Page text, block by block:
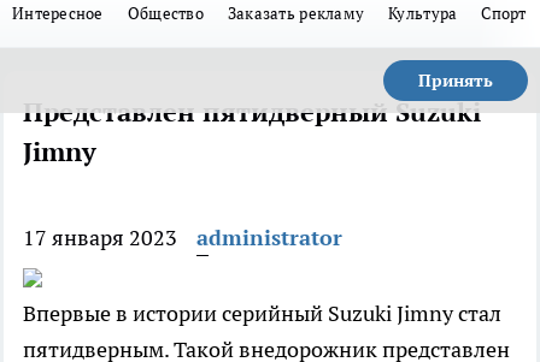
Интересное Общество Заказать рекламу Культура Спорт
Принять
Представлен пятидверный Suzuki
Jimny
17 января 2023 administrator
Впервые в истории серийный Suzuki Jimny стал
пятидверным. Такой внедорожник представлен